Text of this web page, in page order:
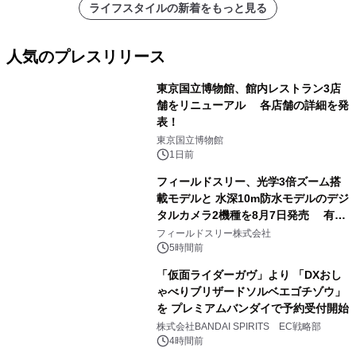
ライフスタイルの新着をもっと見る
人気のプレスリリース
東京国立博物館、館内レストラン3店
舗をリニューアル 各店舗の詳細を発
表！
東京国立博物館
1日前
フィールドスリー、光学3倍ズーム搭
載モデルと 水深10m防水モデルのデジ
タルカメラ2機種を8月7日発売 有効
約1300万画素、用途別に選べるコンデ
ジ新登場
フィールドスリー株式会社
5時間前
「仮面ライダーガヴ」より 「DXおし
ゃべりブリザードソルベエゴチゾウ」
を プレミアムバンダイで予約受付開始
株式会社BANDAI SPIRITS EC戦略部
4時間前